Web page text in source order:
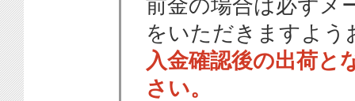
前金の場合は必ずメ
をいただきますよう
入金確認後の出荷と
さい。